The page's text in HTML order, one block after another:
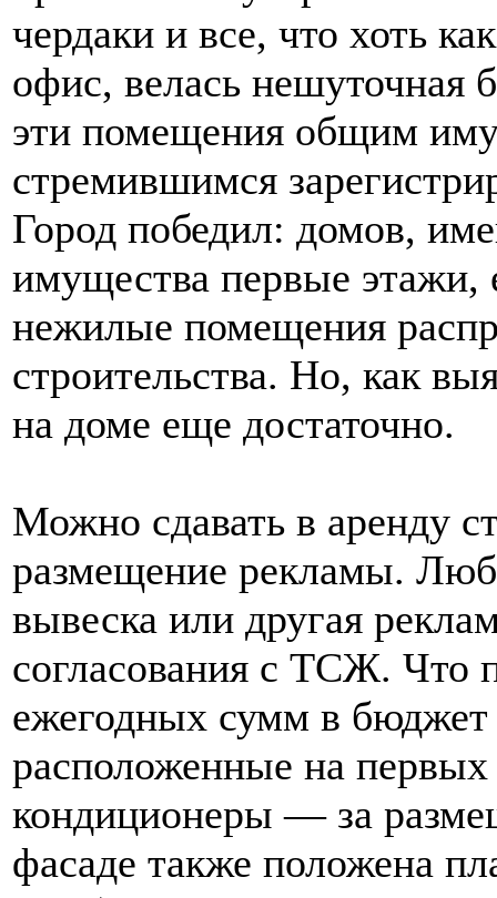
чердаки и все, что хоть
офис, велась
эти помещения общим
стремившимся
Город победил: домов,
имущества первые
нежилые помещения
строительства. Но, как
на доме еще достаточно.
Можно сдавать в аренду
размещение рекламы.
вывеска или другая
согласования с ТСЖ. Что
ежегодных сумм в
расположенные на
кондиционеры — за
фасаде также положена